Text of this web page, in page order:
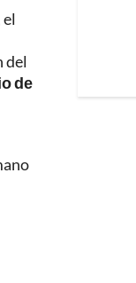
del
de